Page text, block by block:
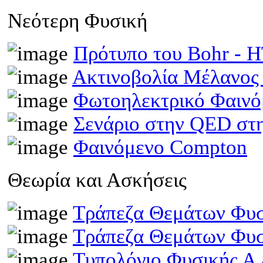
Νεότερη Φυσική
Πρότυπο του Bohr -
Ακτινοβολία
Φωτοηλεκτρικό
Σενάριο στην QED
Φαινόμενο Compton
Θεωρία και Ασκήσεις
Τράπεζα Θεμάτων
Τράπεζα Θεμάτων